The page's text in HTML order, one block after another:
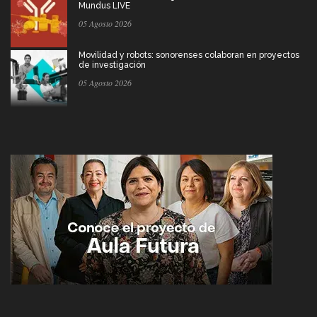
Mundus LIVE
05 Agosto 2026
Movilidad y robots: sonorenses colaboran en proyectos
de investigación
05 Agosto 2026